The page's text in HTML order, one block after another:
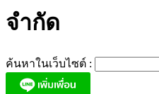
จำกัด
ค้นหาในเว็บไซต์ :